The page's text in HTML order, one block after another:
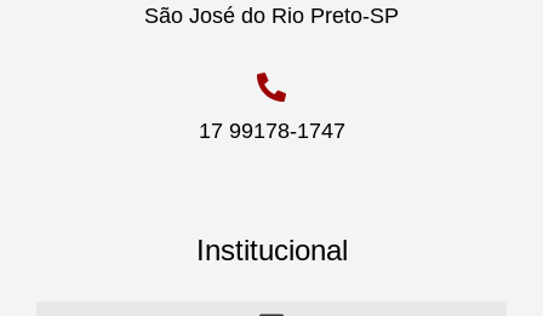
São José do Rio Preto-SP
17 99178-1747
Institucional